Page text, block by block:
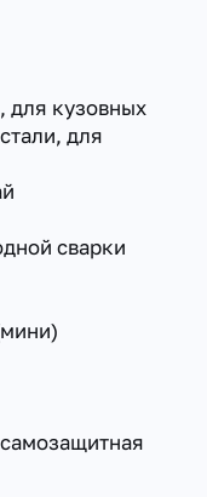
для кузовных
для
сварки